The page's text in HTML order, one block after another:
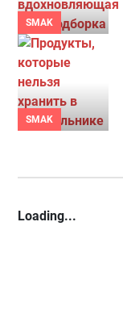
SMAK
SMAK
Loading...